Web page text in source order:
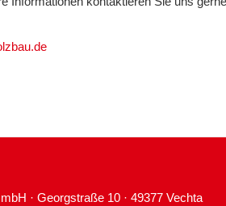
· Georgstraße 10 · 49377 Vechta